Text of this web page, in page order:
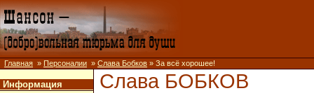
Главная » Персоналии » Слава Бобков » За всё хорошее!
Информация Слава БОБКОВ